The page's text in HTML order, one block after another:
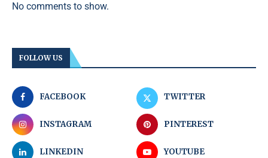
No comments to show.
FOLLOW US
FACEBOOK TWITTER
INSTAGRAM PINTEREST
LINKEDIN YOUTUBE